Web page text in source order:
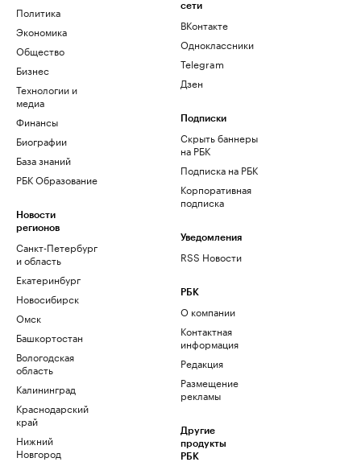
Политика
Экономика
Общество
Бизнес
Технологии и
медиа
Финансы
Биографии
База знаний
РБК Образование
Новости
регионов
Санкт-Петербург
и область
Екатеринбург
Новосибирск
Омск
Башкортостан
Вологодская
область
Калининград
Краснодарский
край
Нижний
Новгород
сети
ВКонтакте
Одноклассники
Telegram
Дзен
Подписки
Скрыть баннеры
на РБК
Подписка на РБК
Корпоративная
подписка
Уведомления
RSS Новости
РБК
О компании
Контактная
информация
Редакция
Размещение
рекламы
Другие
продукты
РБК